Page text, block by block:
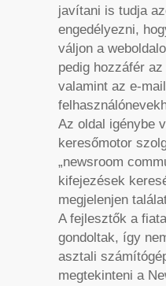
javítani is tudja
engedélyezni,
váljon a
pedig hozzáfér
valamint az e-
Az oldal igénybe
keresőmotor
„newsroom
kifejezések
megjelenjen
A fejlesztők a
gondoltak, így
asztali
megtekinteni a